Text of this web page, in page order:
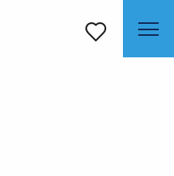
Voir les favoris